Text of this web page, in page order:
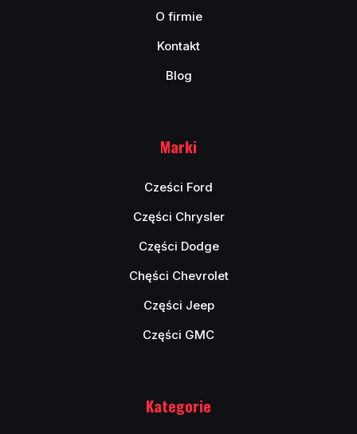
O firmie
Kontakt
Blog
Marki
Cześci Ford
Części Chrysler
Części Dodge
Chęści Chevrolet
Części Jeep
Części GMC
Kategorie